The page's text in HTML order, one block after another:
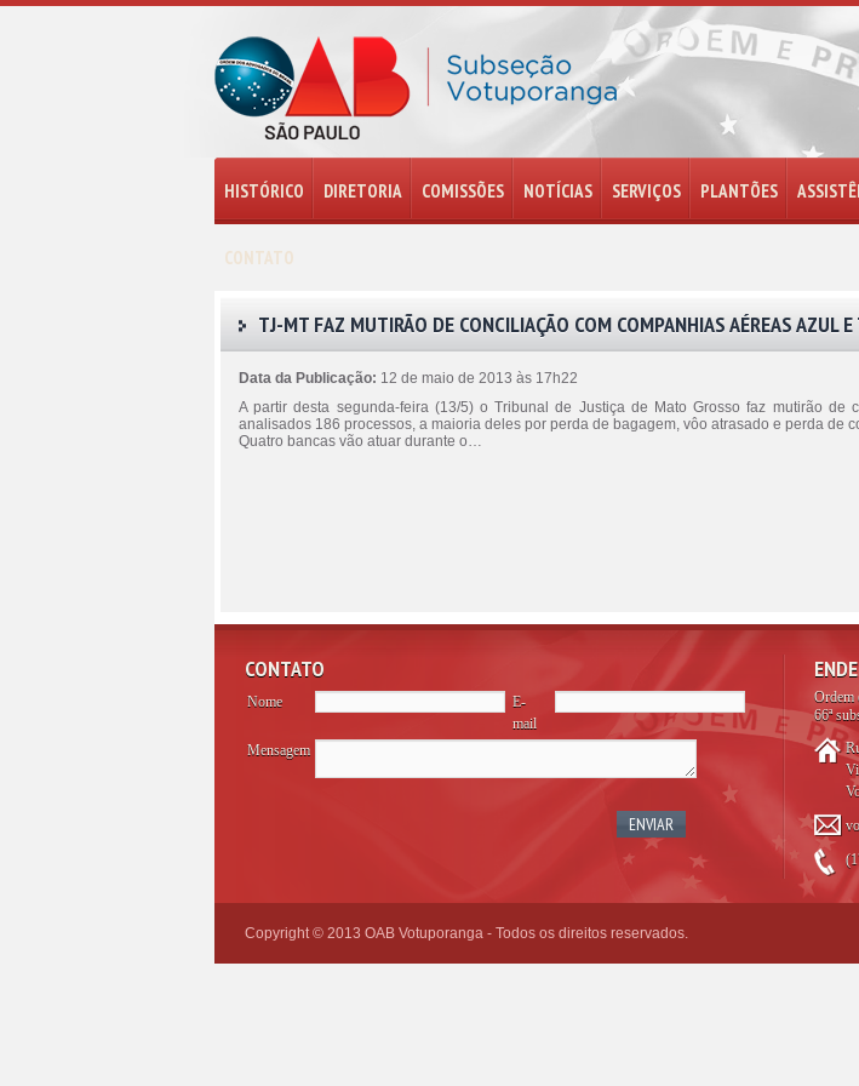
HISTÓRICO DIRETORIA COMISSÕES NOTÍCIAS SERVIÇOS PLANTÕES
CONTATO
TJ-MT FAZ MUTIRÃO DE CONCILIAÇÃO COM COMPANHIAS AÉREAS AZUL
Data da Publicação: 12 de maio de 2013 às 17h22
A partir desta segunda-feira (13/5) o Tribunal de Justiça de Mato Grosso faz mutirão
analisados 186 processos, a maioria deles por perda de bagagem, vôo atrasado e perda de
Quatro bancas vão atuar durante o…
CONTATO
Nome
E-
mail
Mensagem
Ordem
66ª
Copyright © 2013 OAB Votuporanga - Todos os direitos reservados.